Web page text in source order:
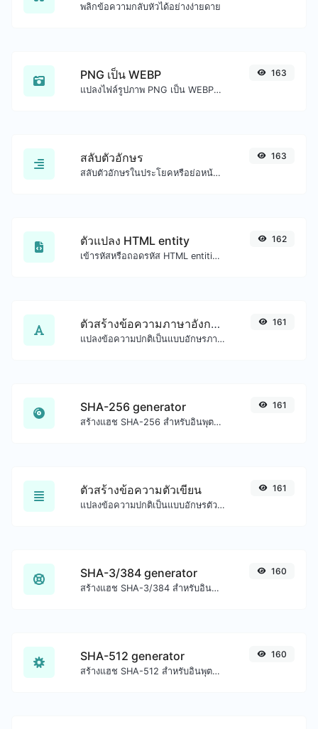
พลิกข้อความกลับหัวได้อย่างง่ายดาย
PNG เป็น WEBP
แปลงไฟล์รูปภาพ PNG เป็น WEBP ได้อย่างง่ายดาย
163
สลับตัวอักษร
สลับตัวอักษรในประโยคหรือย่อหน้าที่กำหนดได้อย่างง่ายดาย
163
ตัวแปลง HTML entity
เข้ารหัสหรือถอดรหัส HTML entities สำหรับอินพุตที่กำหนด
162
ตัวสร้างข้อความภาษาอังกฤษโบราณ
แปลงข้อความปกติเป็นแบบอักษรภาษาอังกฤษโบราณ
161
SHA-256 generator
สร้างแฮช SHA-256 สำหรับอินพุตสตริงใดๆ
161
ตัวสร้างข้อความตัวเขียน
แปลงข้อความปกติเป็นแบบอักษรตัวเขียน
161
SHA-3/384 generator
สร้างแฮช SHA-3/384 สำหรับอินพุตสตริงใดๆ
160
SHA-512 generator
สร้างแฮช SHA-512 สำหรับอินพุตสตริงใดๆ
160